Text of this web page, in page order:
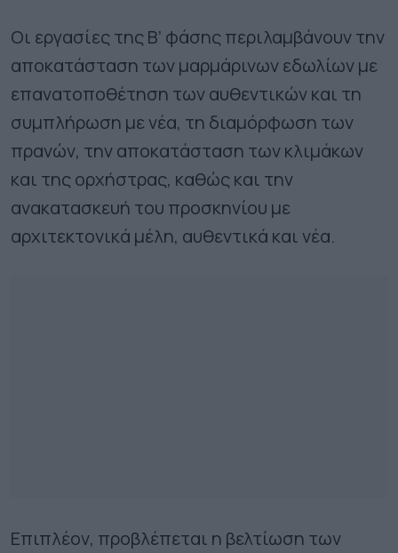
Οι εργασίες της Β’ φάσης περιλαμβάνουν την
αποκατάσταση των μαρμάρινων εδωλίων με
επανατοποθέτηση των αυθεντικών και τη
συμπλήρωση με νέα, τη διαμόρφωση των
πρανών, την αποκατάσταση των κλιμάκων
και της ορχήστρας, καθώς και την
ανακατασκευή του προσκηνίου με
αρχιτεκτονικά μέλη, αυθεντικά και νέα.
Επιπλέον, προβλέπεται η βελτίωση των